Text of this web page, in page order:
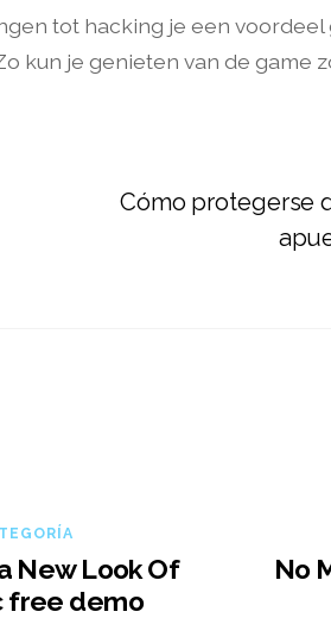
tot hacking je een
kun je genieten van de game
Cómo protegerse
New Look Of
free demo
No